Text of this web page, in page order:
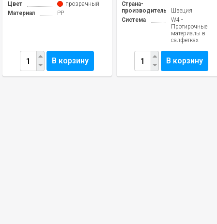
Цвет
прозрачный
Материал
PP
В корзину
Страна-
производитель
Швеция
Система
W4 -
Протирочные
материалы в
салфетках
В корзину